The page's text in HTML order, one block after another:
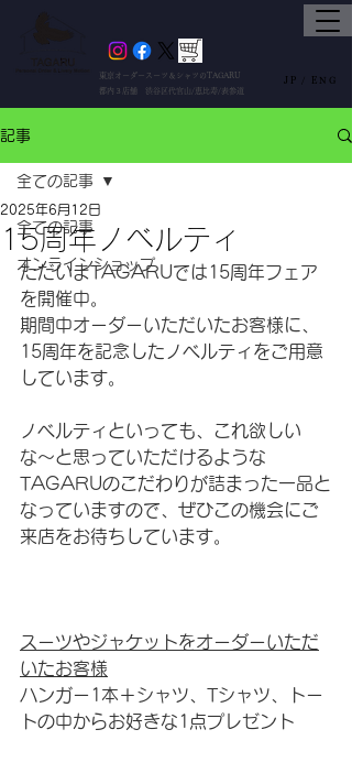
東京オーダースーツ＆シャツのTAGARU
都内３店舗 渋谷区代官山/恵比寿/表参道
ENG
JP /
記事
全ての記事
オンラインショップ
全ての記事
15周年ノベルティ
2025年6月12日
ただいまTAGARUでは15周年フェア
を開催中。
期間中オーダーいただいたお客様に、
15周年を記念したノベルティをご用意
しています。
ノベルティといっても、これ欲しい
な〜と思っていただけるような
TAGARUのこだわりが詰まった一品と
なっていますので、ぜひこの機会にご
来店をお待ちしています。
スーツやジャケットをオーダーいただ
いたお客様
ハンガー1本＋シャツ、Tシャツ、トー
トの中からお好きな1点プレゼント